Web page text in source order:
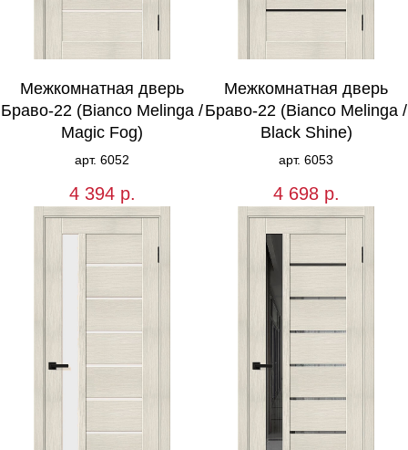
Межкомнатная дверь
Браво-22 (Bianco Melinga /
Magic Fog)
арт. 6052
4 394 р.
Межкомнатная дверь
Браво-22 (Bianco Melinga /
Black Shine)
арт. 6053
4 698 р.